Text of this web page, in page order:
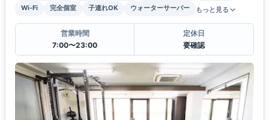
Wi-Fi
完全個室 子連れOK ウォーターサーバー もっと見る
営業時間
7:00〜23:00
定休日
要確認